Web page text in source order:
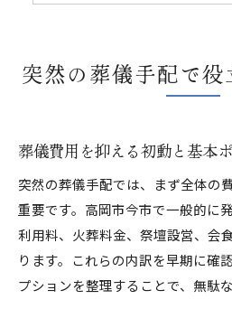
葬儀費用の仕組みと
高岡市の市民料金を活
葬儀場選びが費用に
補助金を活用した賢い葬
葬儀費用補助金の申
高岡市の補助金で葬
突然の葬儀手配で
葬儀費用を抑える初動と基本
突然の葬儀手配では、まず全体の
重要です。高岡市今市で一般的に
利用料、火葬料金、祭壇設営、会
ります。これらの内訳を早期に確
プションを整理することで、無駄